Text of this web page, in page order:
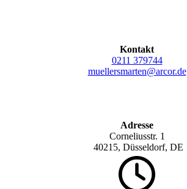
Kontakt
0211 379744
muellersmarten@arcor.de
Adresse
Corneliusstr. 1
40215, Düsseldorf, DE